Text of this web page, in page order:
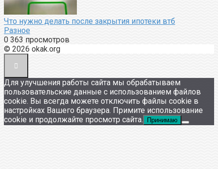
Что нужно делать после закрытия ипотеки втб
Разное
0 363 просмотров
© 2026 okak.org
Для улучшения работы сайта мы обрабатываем
пользовательские данные с использованием файлов
cookie. Вы всегда можете отключить файлы cookie в
настройках Вашего браузера. Примите использование
cookie и продолжайте просмотр сайта.
Принимаю